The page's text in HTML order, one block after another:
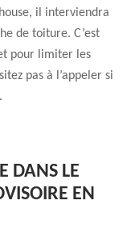
il interviendra
de toiture. C’est
pour limiter les
pas à l’appeler si
DANS LE
EN